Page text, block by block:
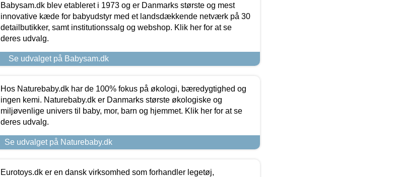
Babysam.dk blev etableret i 1973 og er Danmarks største og mest
innovative kæde for babyudstyr med et landsdækkende netværk på 30
detailbutikker, samt institutionssalg og webshop. Klik her for at se
deres udvalg.
Se udvalget på Babysam.dk
Hos Naturebaby.dk har de 100% fokus på økologi, bæredygtighed og
ingen kemi. Naturebaby.dk er Danmarks største økologiske og
miljøvenlige univers til baby, mor, barn og hjemmet. Klik her for at se
deres udvalg.
Se udvalget på Naturebaby.dk
Eurotoys.dk er en dansk virksomhed som forhandler legetøj,